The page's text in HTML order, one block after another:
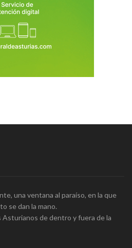
una ventana al paraíso, en la que
se dan la mano.
de dentro y fuera de la